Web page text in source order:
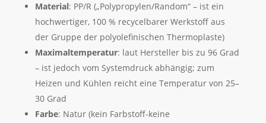
Material: PP/R („Polypropylen/Random“ – ist ein
hochwertiger, 100 % recycelbarer Werkstoff aus
der Gruppe der polyolefinischen Thermoplaste)
Maximaltemperatur: laut Hersteller bis zu 96 Grad
– ist jedoch vom Systemdruck abhängig; zum
Heizen und Kühlen reicht eine Temperatur von 25–
30 Grad
Farbe: Natur (kein Farbstoff-keine